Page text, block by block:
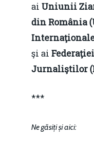
ai Uniunii
din România
şi ai
Jurnaliştilor
***
Ne găsiți și aici: